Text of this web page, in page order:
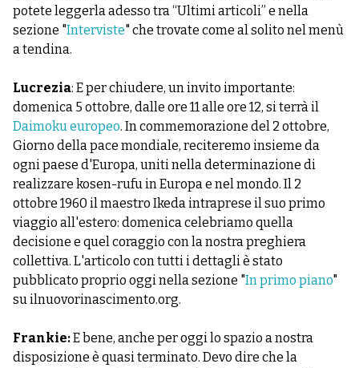
potete leggerla adesso tra “Ultimi articoli” e nella
sezione "Interviste" che trovate come al solito nel menù
a tendina.
Lucrezia: E per chiudere, un invito importante:
domenica 5 ottobre, dalle ore 11 alle ore 12, si terrà il
Daimoku europeo. In commemorazione del 2 ottobre,
Giorno della pace mondiale, reciteremo insieme da
ogni paese d'Europa, uniti nella determinazione di
realizzare kosen-rufu in Europa e nel mondo. Il 2
ottobre 1960 il maestro Ikeda intraprese il suo primo
viaggio all'estero: domenica celebriamo quella
decisione e quel coraggio con la nostra preghiera
collettiva. L'articolo con tutti i dettagli è stato
pubblicato proprio oggi nella sezione "In primo piano"
su ilnuovorinascimento.org.
Frankie:E bene, anche per oggi lo spazio a nostra
disposizione è quasi terminato. Devo dire che la